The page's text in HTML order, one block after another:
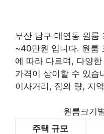
부산 남구 대연동 원룸
~40만원 입니다. 원룸
에 따라 다르며, 다양
가격이 상이할 수 있습
이사거리, 짐의 량, 지
원룸크기
주택 규모